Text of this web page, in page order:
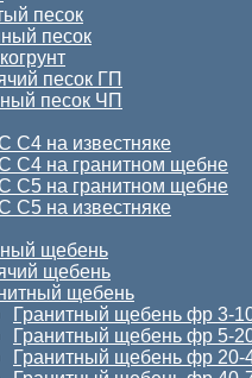
песок
песок
песок ГП
песок ЧП
С4 на известняке
С4 на гранитном щебне
С5 на гранитном щебне
С5 на известняке
щебень
щебень
щебень
Гранитный щебень фр 3-
Гранитный щебень фр 5-
Гранитный щебень фр 20-